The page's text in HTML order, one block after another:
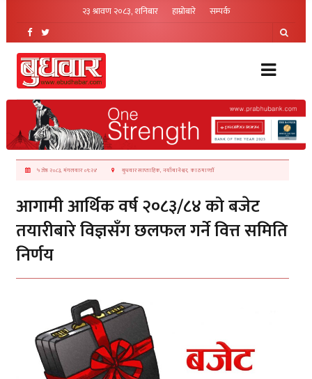
२३ श्रावण २०८३, शनिबार हाम्रोबारे सम्पर्क
५ जेष्ठ २०८३, मंगलवार ०९:२४ बुधवार साप्ताहिक, नयाँबानेश्वर, काठमाण्डौं
आगामी आर्थिक वर्ष २०८३/८४ को बजेट
तयारीबारे विज्ञसँग छलफल गर्ने वित्त समिति
निर्णय